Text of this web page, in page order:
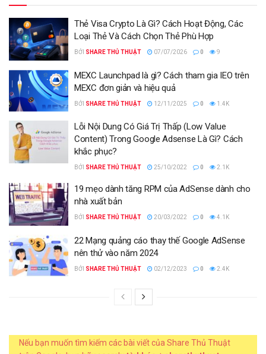
Thẻ Visa Crypto Là Gì? Cách Hoạt Động, Các
Loại Thẻ Và Cách Chọn Thẻ Phù Hợp
BỞI SHARE THỦ THUẬT 07/07/2026 0 9
MEXC Launchpad là gì? Cách tham gia IEO trên
MEXC đơn giản và hiệu quả
BỞI SHARE THỦ THUẬT 12/11/2025 0 1.4K
Lỗi Nội Dung Có Giá Trị Thấp (Low Value
Content) Trong Google Adsense Là Gì? Cách
khắc phục?
BỞI SHARE THỦ THUẬT 25/10/2022 0 2.1K
19 mẹo dành tăng RPM của AdSense dành cho
nhà xuất bản
BỞI SHARE THỦ THUẬT 20/03/2022 0 4.1K
22 Mạng quảng cáo thay thế Google AdSense
nên thử vào năm 2024
BỞI SHARE THỦ THUẬT 02/12/2023 0 2.4K
Nếu bạn muốn tìm kiếm các bài viết của Share Thủ Thuật